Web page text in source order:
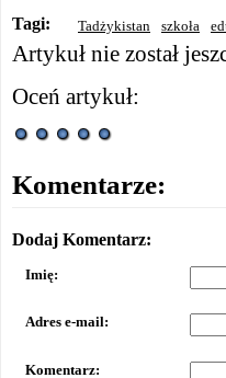
Tagi: Tadżykistan szkoła
Artykuł nie został
Oceń artykuł:
Komentarze:
Dodaj Komentarz:
Imię:
Adres e-mail:
Komentarz: